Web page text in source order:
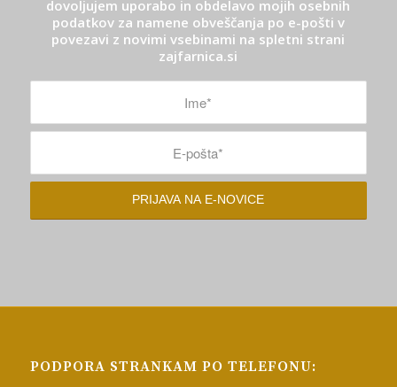
dovoljujem uporabo in obdelavo mojih osebnih
podatkov za namene obveščanja po e-pošti v
povezavi z novimi vsebinami na spletni strani
zajfarnica.si
PODPORA STRANKAM PO TELEFONU: